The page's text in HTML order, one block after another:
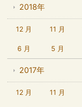
2018年
12 月 11 月
6 月 5 月
2017年
12 月 11 月